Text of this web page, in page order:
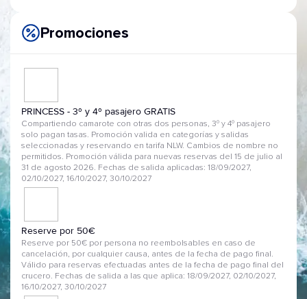
Promociones
PRINCESS - 3º y 4º pasajero GRATIS
Compartiendo camarote con otras dos personas, 3º y 4º pasajero
solo pagan tasas. Promoción valida en categorías y salidas
seleccionadas y reservando en tarifa NLW. Cambios de nombre no
permitidos. Promoción válida para nuevas reservas del 15 de julio al
31 de agosto 2026. Fechas de salida aplicadas: 18/09/2027,
02/10/2027, 16/10/2027, 30/10/2027
Reserve por 50€
Reserve por 50€ por persona no reembolsables en caso de
cancelación, por cualquier causa, antes de la fecha de pago final.
Válido para reservas efectuadas antes de la fecha de pago final del
crucero. Fechas de salida a las que aplica: 18/09/2027, 02/10/2027,
16/10/2027, 30/10/2027